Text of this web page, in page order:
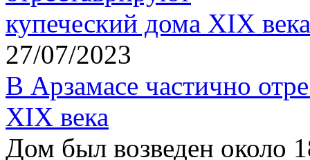
27/07/2023
В Арзамасе частично
XIX века
Дом был возведен около